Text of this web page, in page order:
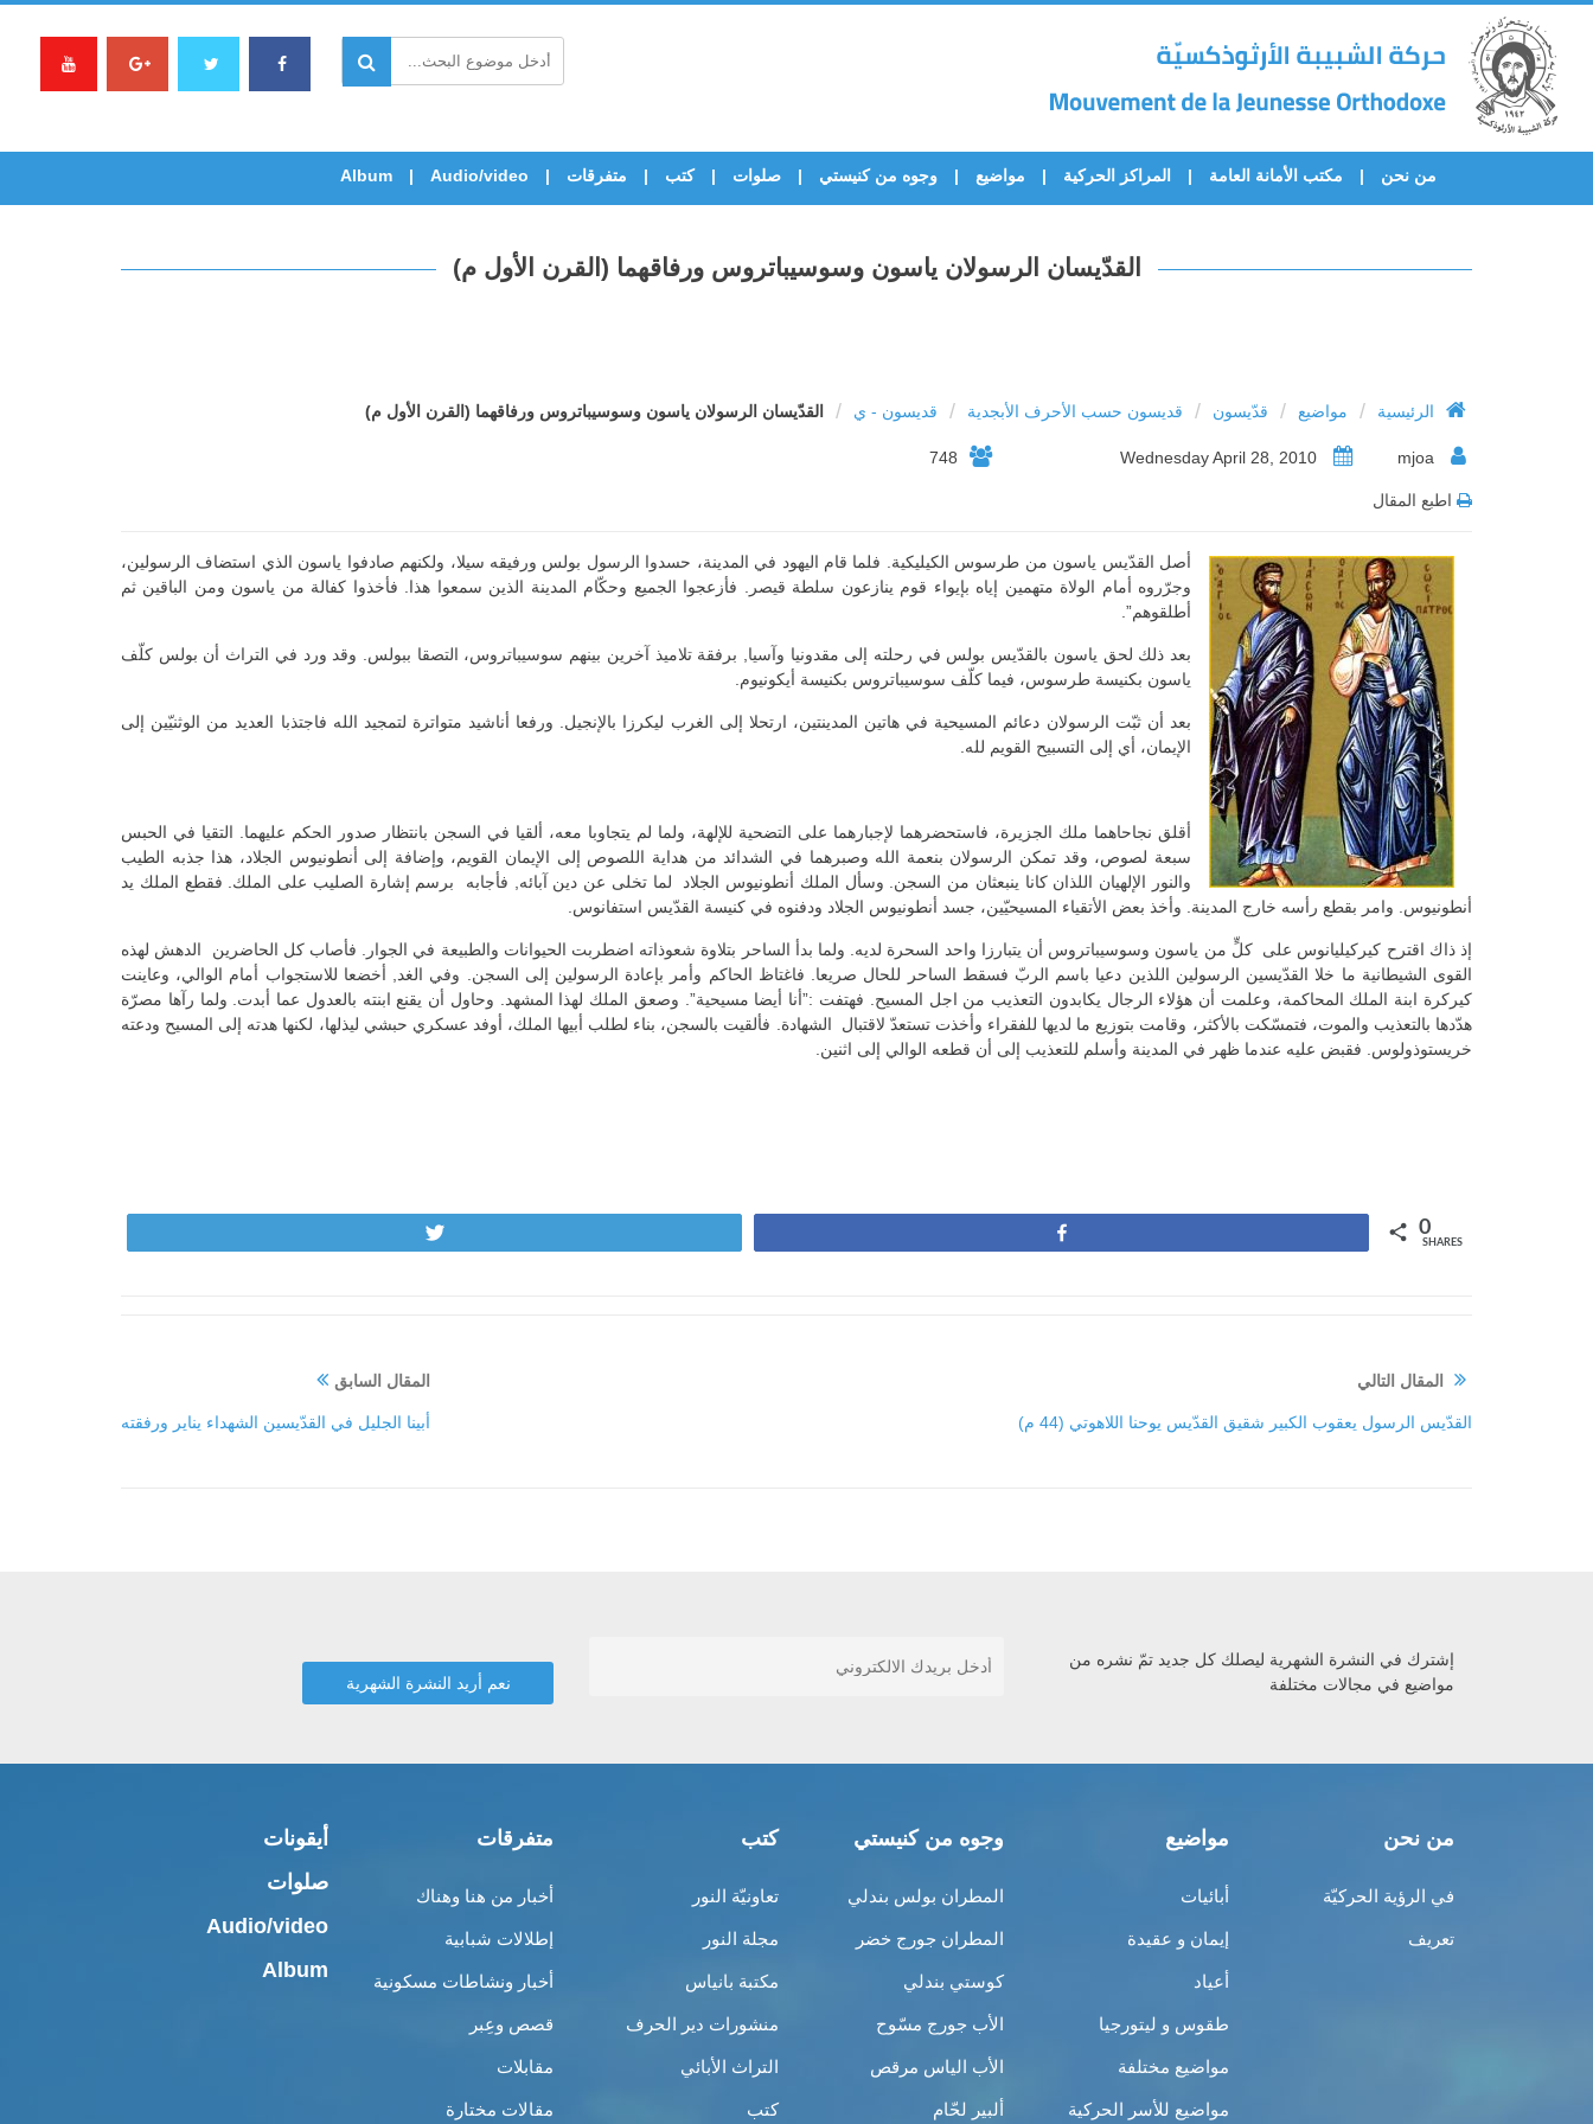
من نحن مكتب الأمانة العامة المراكز الحركية مواضيع وجوه من كنيستي صلوات كتب متفرقات Audio/video
Album
القدّيسان الرسولان ياسون وسوسيباتروس ورفاقهما (القرن الأول م)
الرئيسية / مواضيع / قدّيسون / قديسون حسب الأحرف الأبجدية / قديسون - ي / القدّيسان الرسولان ياسون وسوسيباتروس ورفاقهما (القرن الأول م)
748
اطبع المقال
أصل القدّيس ياسون من طرسوس الكيليكية. فلما قام اليهود في المدينة، حسدوا الرسول بولس ورفيقه سيلا، ولكنهم صادفوا ياسون الذي استضاف الرسولين،
وجرّروه أمام الولاة متهمين إياه بإيواء قوم ينازعون سلطة قيصر. فأزعجوا الجميع وحكّام المدينة الذين سمعوا هذا. فأخذوا كفالة من ياسون ومن الباقين ثم
أطلقوهم”.
بعد ذلك لحق ياسون بالقدّيس بولس في رحلته إلى مقدونيا وآسيا, برفقة تلاميذ آخرين بينهم سوسيباتروس، التصقا ببولس. وقد ورد في التراث أن بولس كلّف
ياسون بكنيسة طرسوس، فيما كلّف سوسيباتروس بكنيسة أيكونيوم.
بعد أن ثبّت الرسولان دعائم المسيحية في هاتين المدينتين، ارتحلا إلى الغرب ليكرزا بالإنجيل. ورفعا أناشيد متواترة لتمجيد الله فاجتذبا العديد من الوثنيّين إلى
الإيمان، أي إلى التسبيح القويم لله.
أقلق نجاحاهما ملك الجزيرة، فاستحضرهما لإجبارهما على التضحية للإلهة، ولما لم يتجاوبا معه، ألقيا في السجن بانتظار صدور الحكم عليهما. التقيا في الحبس
سبعة لصوص، وقد تمكن الرسولان بنعمة الله وصبرهما في الشدائد من هداية اللصوص إلى الإيمان القويم، وإضافة إلى أنطونيوس الجلاد، هذا جذبه الطيب
والنور الإلهيان اللذان كانا ينبعثان من السجن. وسأل الملك أنطونيوس الجلاد لما تخلى عن دين آبائه, فأجابه برسم إشارة الصليب على الملك. فقطع الملك يد
أنطونيوس. وامر بقطع رأسه خارج المدينة. وأخذ بعض الأتقياء المسيحيّين، جسد أنطونيوس الجلاد ودفنوه في كنيسة القدّيس استفانوس.
إذ ذاك اقترح كيركيليانوس على كلٍّ من ياسون وسوسيباتروس أن يتبارزا واحد السحرة لديه. ولما بدأ الساحر بتلاوة شعوذاته اضطربت الحيوانات والطبيعة في الجوار. فأصاب كل الحاضرين الدهش لهذه
القوى الشيطانية ما خلا القدّيسين الرسولين اللذين دعيا باسم الربّ فسقط الساحر للحال صريعا. فاغتاظ الحاكم وأمر بإعادة الرسولين إلى السجن. وفي الغد, أخضعا للاستجواب أمام الوالي، وعاينت
كيركرة ابنة الملك المحاكمة، وعلمت أن هؤلاء الرجال يكابدون التعذيب من اجل المسيح. فهتفت :”أنا أيضا مسيحية”. وصعق الملك لهذا المشهد. وحاول أن يقنع ابنته بالعدول عما أبدت. ولما رآها مصرّة
هدّدها بالتعذيب والموت، فتمسّكت بالأكثر، وقامت بتوزيع ما لديها للفقراء وأخذت تستعدّ لاقتبال الشهادة. فألقيت بالسجن، بناء لطلب أبيها الملك، أوفد عسكري حبشي ليذلها، لكنها هدته إلى المسيح ودعته
خريستوذولوس. فقبض عليه عندما ظهر في المدينة وأسلم للتعذيب إلى أن قطعه الوالي إلى اثنين.
0
SHARES
المقال السابق
أبينا الجليل في القدّيسين الشهداء يناير ورفقته
المقال التالي
القدّيس الرسول يعقوب الكبير شقيق القدّيس يوحنا اللاهوتي (44 م)
إشترك في النشرة الشهرية ليصلك كل جديد تمّ نشره من
مواضيع في مجالات مختلفة
من نحن
في الرؤية الحركيّة
تعريف
مواضيع
أبائيات
إيمان و عقيدة
أعياد
طقوس و ليتورجيا
مواضيع مختلفة
مواضيع للأسر الحركية
وجوه من كنيستي
المطران بولس بندلي
المطران جورج خضر
كوستي بندلي
الأب جورج مسّوح
الأب الياس مرقص
ألبير لحّام
كتب
تعاونيّة النور
مجلة النور
مكتبة بانياس
منشورات دير الحرف
التراث الأبائي
كتب
متفرقات
أخبار من هنا وهناك
إطلالات شبابية
أخبار ونشاطات مسكونية
قصص وعِبر
مقابلات
مقالات مختارة
أيقونات
صلوات
Audio/video
Album